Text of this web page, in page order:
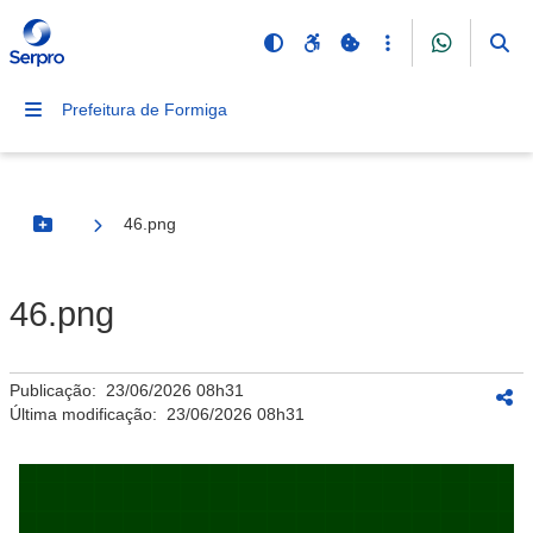
Prefeitura de Formiga
Botão Menu
46.png
46.png
Publicação: 23/06/2026 08h31
Última modificação: 23/06/2026 08h31